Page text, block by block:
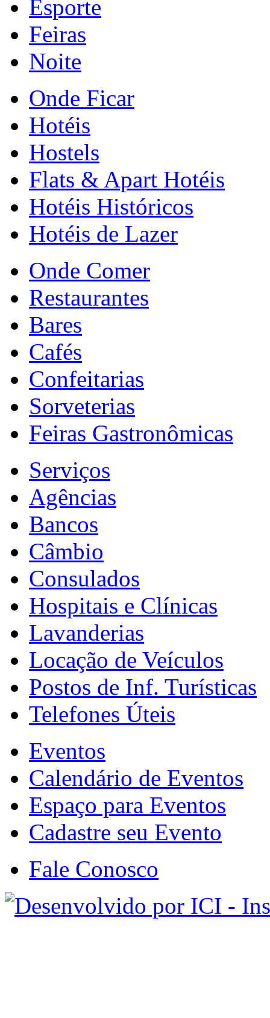
Esporte
Feiras
Noite
Onde Ficar
Hotéis
Hostels
Flats & Apart Hotéis
Hotéis Históricos
Hotéis de Lazer
Onde Comer
Restaurantes
Bares
Cafés
Confeitarias
Sorveterias
Feiras Gastronômicas
Serviços
Agências
Bancos
Câmbio
Consulados
Hospitais e Clínicas
Lavanderias
Locação de Veículos
Postos de Inf. Turísticas
Telefones Úteis
Eventos
Calendário de Eventos
Espaço para Eventos
Cadastre seu Evento
Fale Conosco